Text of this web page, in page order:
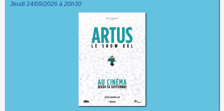
Jeudi 24/09/2026 à 20h30